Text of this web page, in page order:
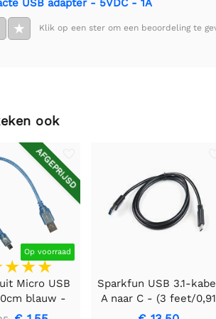
USB adapter - 5VDC - 1A
★ Klik op een ster om een beoordeling te
ook
AFGEPRIJSD
Op voorraad
Micro USB
blauw -
Sparkfun USB 3.1-
A naar C - (3 feet/0,91
meter)